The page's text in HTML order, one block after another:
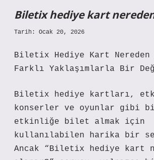
Biletix hediye kart nereden
Tarih: Ocak 20, 2026
Biletix Hediye Kart Nereden
Farklı Yaklaşımlarla Bir
Biletix hediye kartları,
konserler ve oyunlar gibi
etkinliğe bilet almak için
kullanılabilen harika bir
Ancak “Biletix hediye kart